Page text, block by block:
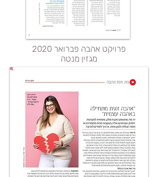
פרויקט אהבה פברואר 2020
מגזין מנטה